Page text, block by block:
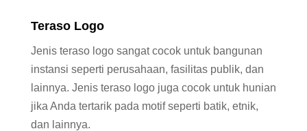
Teraso Logo
Jenis teraso logo sangat cocok untuk bangunan
instansi seperti perusahaan, fasilitas publik, dan
lainnya. Jenis teraso logo juga cocok untuk hunian
jika Anda tertarik pada motif seperti batik, etnik,
dan lainnya.